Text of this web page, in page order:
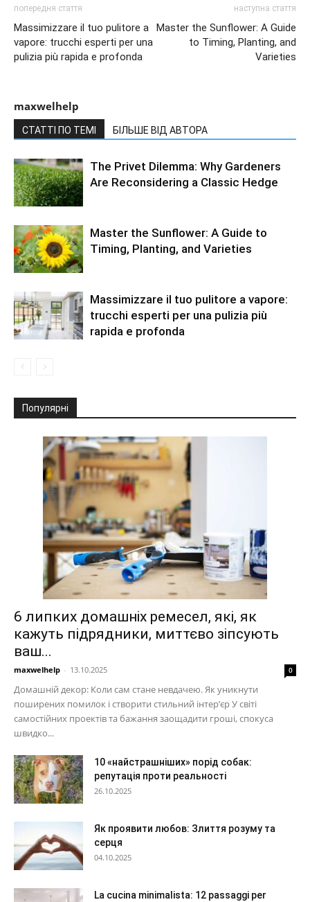
попередня стаття
Massimizzare il tuo pulitore a
vapore: trucchi esperti per una
pulizia più rapida e profonda
наступна стаття
Master the Sunflower: A Guide
to Timing, Planting, and
Varieties
maxwelhelp
СТАТТІ ПО ТЕМІ БІЛЬШЕ ВІД АВТОРА
The Privet Dilemma: Why Gardeners
Are Reconsidering a Classic Hedge
Master the Sunflower: A Guide to
Timing, Planting, and Varieties
Massimizzare il tuo pulitore a vapore:
trucchi esperti per una pulizia più
rapida e profonda
Популярні
6 липких домашніх ремесел, які, як
кажуть підрядники, миттєво зіпсують
ваш...
maxwelhelp - 13.10.2025 0
Домашній декор: Коли сам стане невдачею. Як уникнути
поширених помилок і створити стильний інтер’єр У світі
самостійних проектів та бажання заощадити гроші, спокуса
швидко...
10 «найстрашніших» порід собак:
репутація проти реальності
26.10.2025
Як проявити любов: Злиття розуму та
серця
04.10.2025
La cucina minimalista: 12 passaggi per